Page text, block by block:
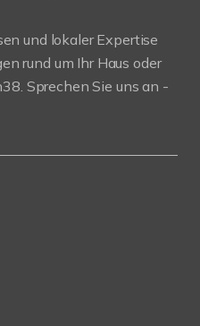
und lokaler Expertise
rund um Ihr Haus oder
Sprechen Sie uns an -